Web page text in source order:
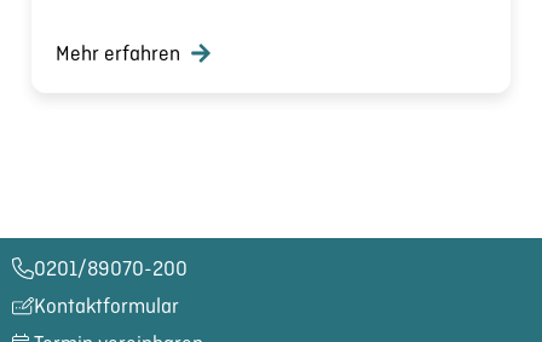
Mehr erfahren
0201/89070-200​
Kontaktformular